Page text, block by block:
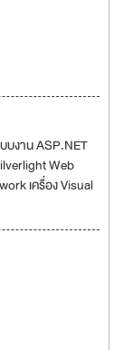
งาน ASP.NET
Web
เครื่อง Visual